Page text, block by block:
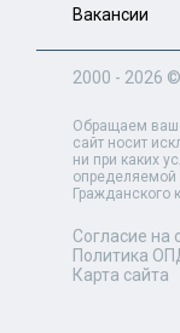
Вакансии
2000 - 2026 ©
Обращаем
сайт носит
ни при каких
определяемой
Гражданского
Согласие на
Политика
Карта сайта